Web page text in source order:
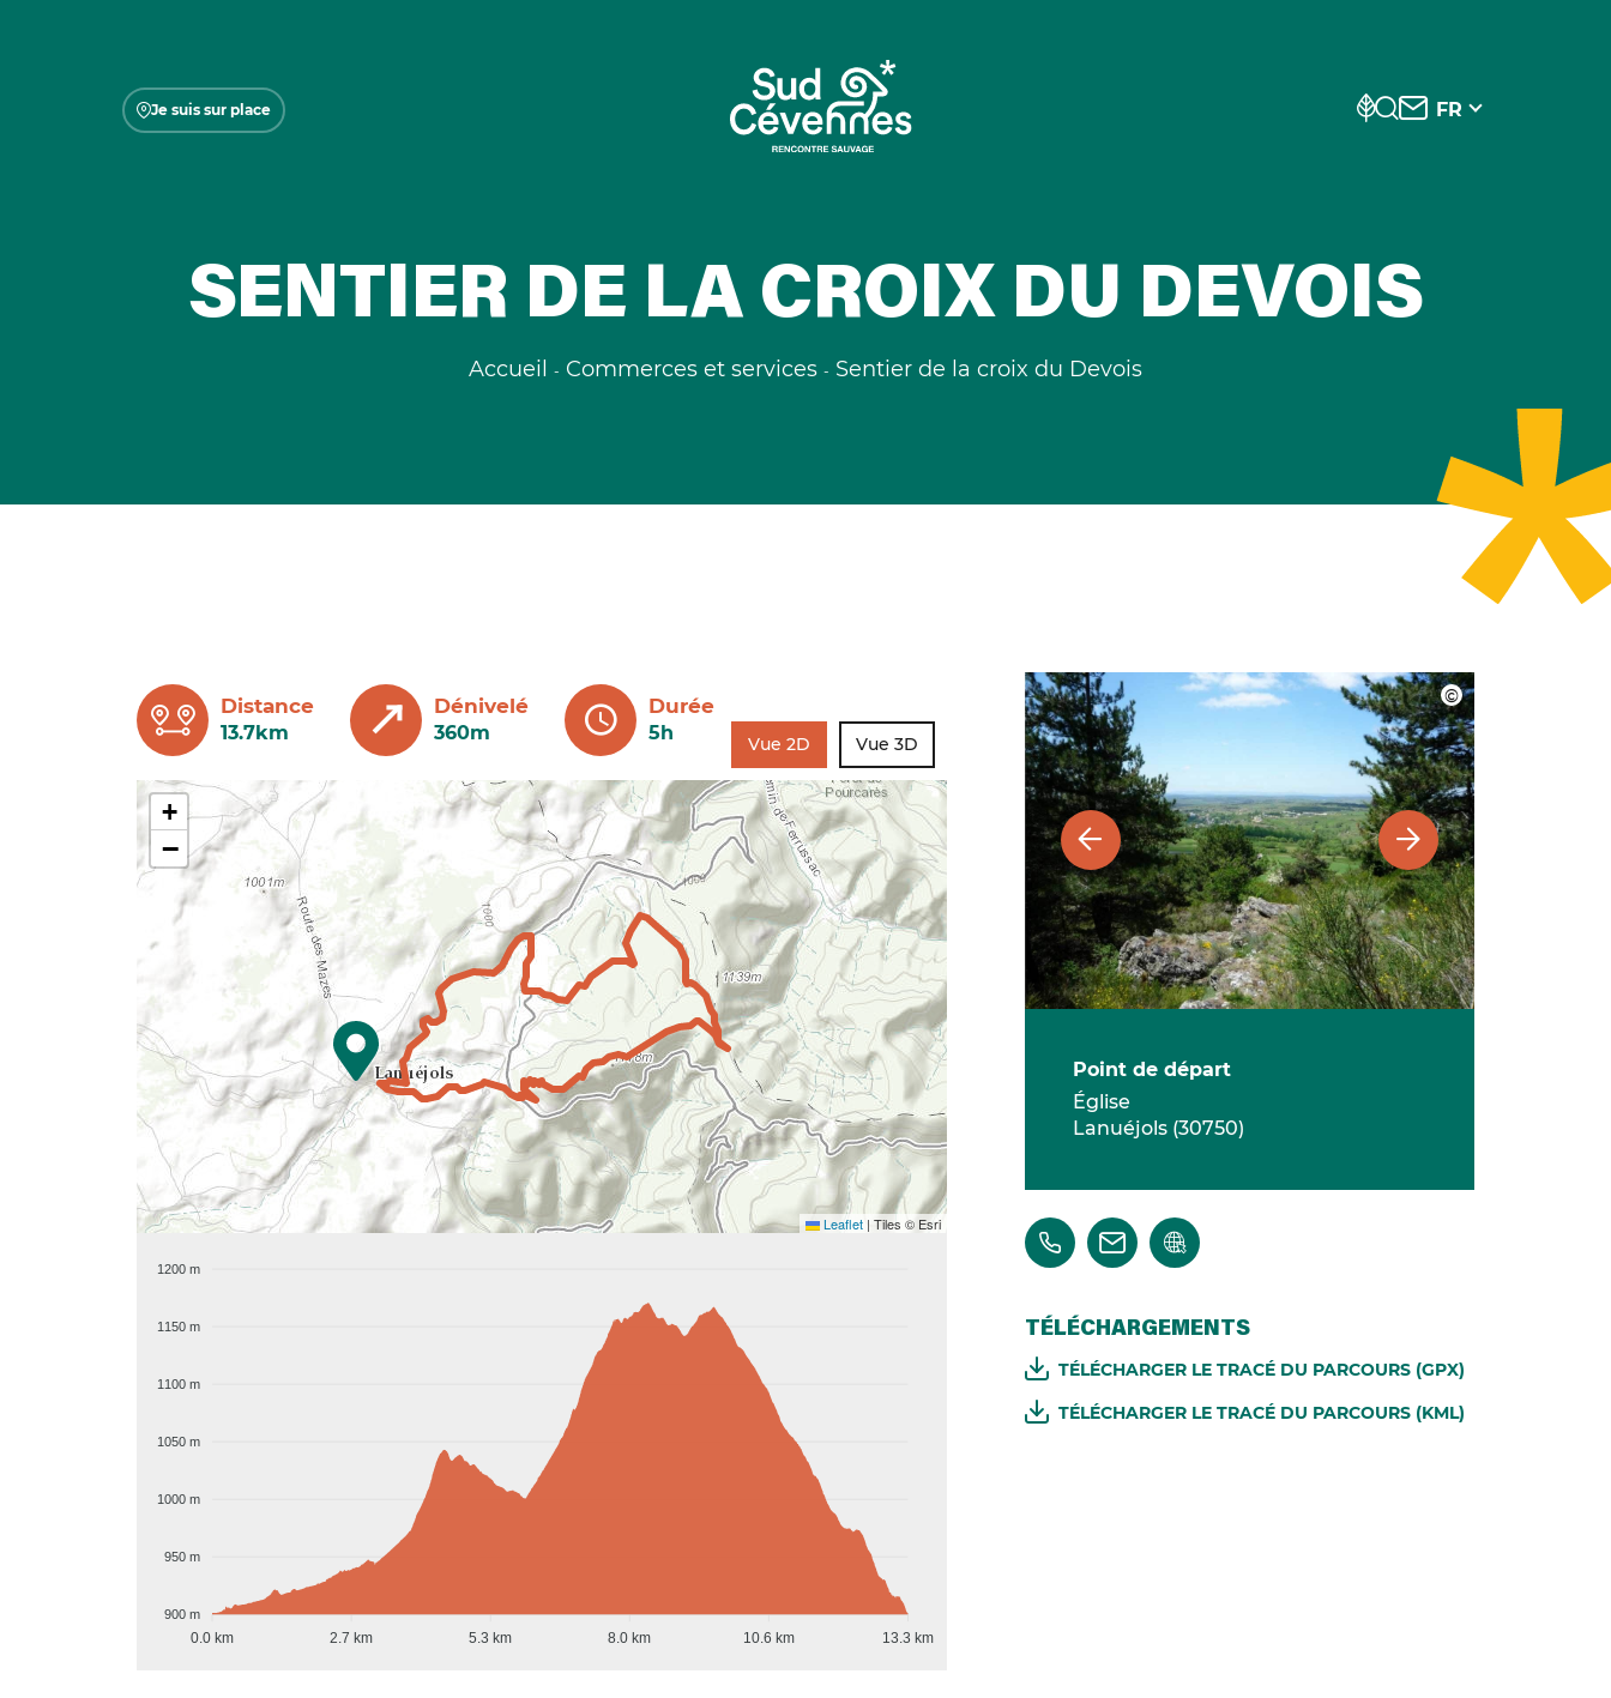
Je suis sur place FR
SENTIER DE LA CROIX DU DEVOIS
Accueil Commerces et services Sentier de la croix du Devois
Distance
13.7km
Dénivelé
360m
Durée
5h Vue 2D Vue 3D
+
−
Leaflet | Tiles © Esri
1200 m
1150 m
1100 m
1050 m
1000 m
950 m
900 m
0.0 km 2.7 km 5.3 km 8.0 km 10.6 km 13.3 km
Point de départ
Église
Lanuéjols (30750)
TÉLÉCHARGEMENTS
TÉLÉCHARGER LE TRACÉ DU PARCOURS (GPX)
TÉLÉCHARGER LE TRACÉ DU PARCOURS (KML)